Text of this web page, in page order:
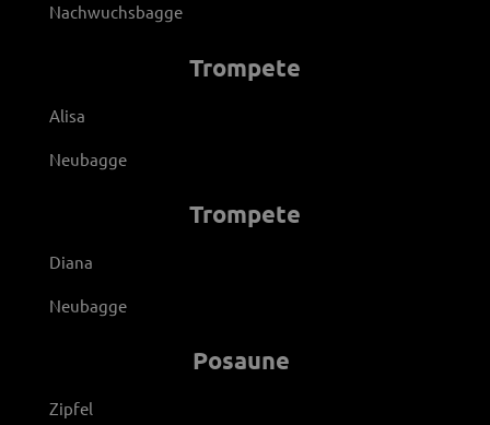
Nachwuchsbagge
Trompete
Alisa
Neubagge
Trompete
Diana
Neubagge
Posaune
Zipfel